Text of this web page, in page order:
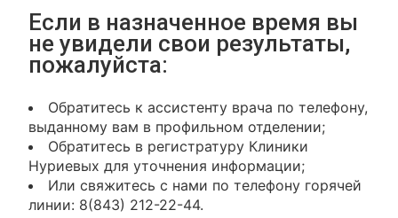
Если в назначенное время вы
не увидели свои результаты,
пожалуйста:
Обратитесь к ассистенту врача по телефону,
выданному вам в профильном отделении;
Обратитесь в регистратуру Клиники
Нуриевых для уточнения информации;
Или свяжитесь с нами по телефону горячей
линии: 8(843) 212-22-44.